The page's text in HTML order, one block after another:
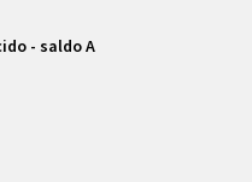
- saldo A